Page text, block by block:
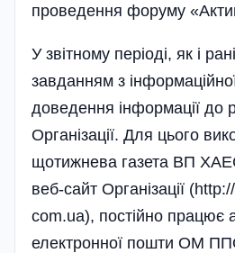
проведення форуму
У звітному періоді, як і
завданням з
доведення інформації до
Організації. Для цього
щотижнева газета ВП
веб-сайт Організації
com.ua), постійно працює
електронної пошти ОМ